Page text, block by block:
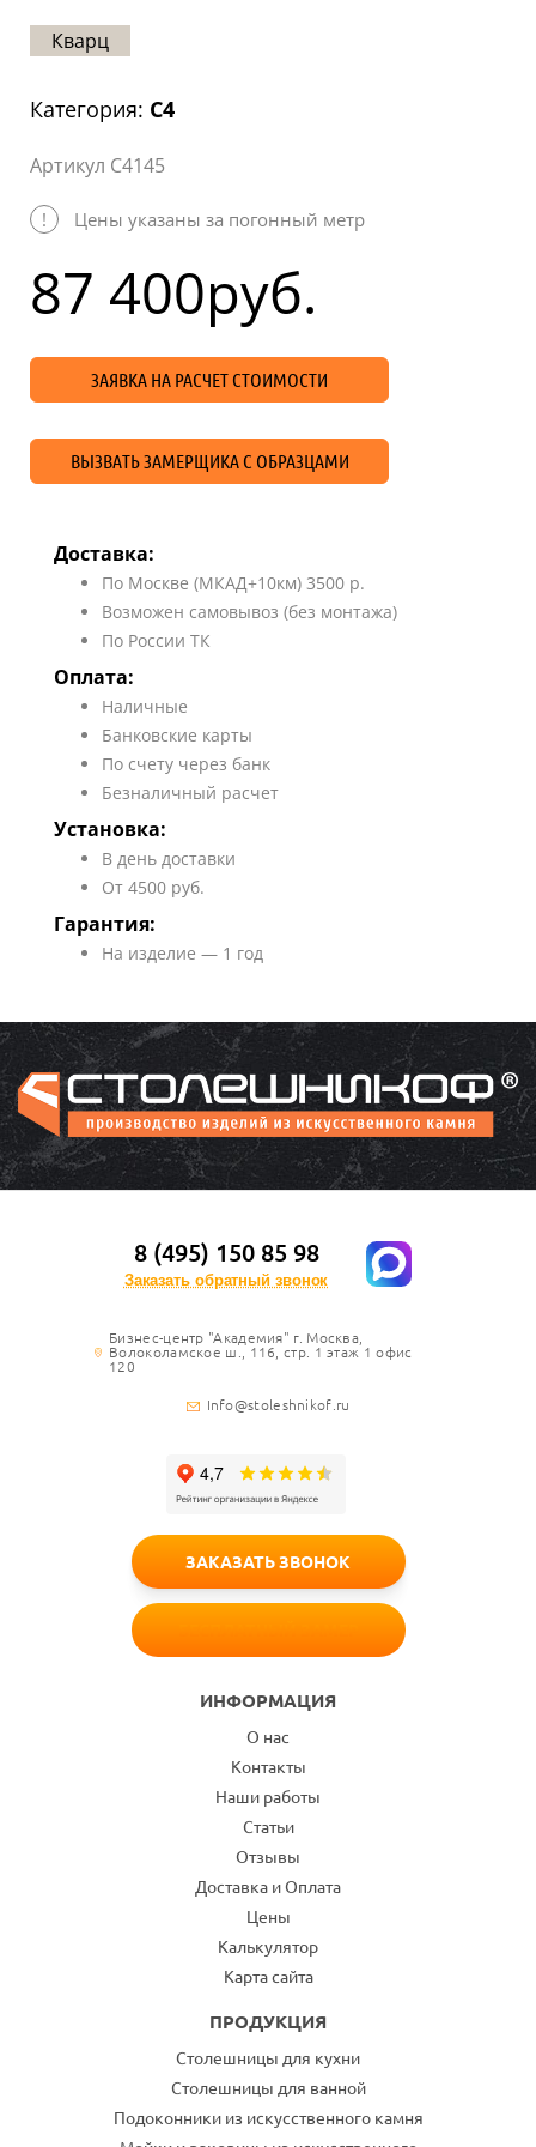
Карта
Кварц
Категория: C4
Артикул C4145
! Цены указаны за погонный метр
87 400руб.
ЗАЯВКА НА РАСЧЕТ СТОИМОСТИ
ВЫЗВАТЬ ЗАМЕРЩИКА С ОБРАЗЦАМИ
Доставка:
По Москве (МКАД+10км) 3500 р.
Возможен самовывоз (без монтажа)
По России ТК
Оплата:
Наличные
Банковские карты
По счету через банк
Безналичный расчет
Установка:
В день доставки
От 4500 руб.
Гарантия:
На изделие — 1 год
8 (495) 150 85 98
Заказать обратный звонок
Бизнес-центр "Академия" г. Москва,
Волоколамское ш., 116, стр. 1 этаж 1 офис
120
Info@stoleshnikof.ru
ИНФОРМАЦИЯ
О нас
Контакты
Наши работы
Статьи
Отзывы
Доставка и Оплата
Цены
Калькулятор
Карта сайта
ПРОДУКЦИЯ
Столешницы для кухни
Столешницы для ванной
Подоконники из искусственного камня
ЗАКАЗАТЬ ЗВОНОК